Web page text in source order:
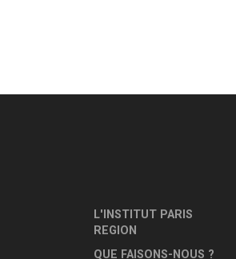
L'INSTITUT PARIS
REGION
QUE FAISONS-NOUS ?